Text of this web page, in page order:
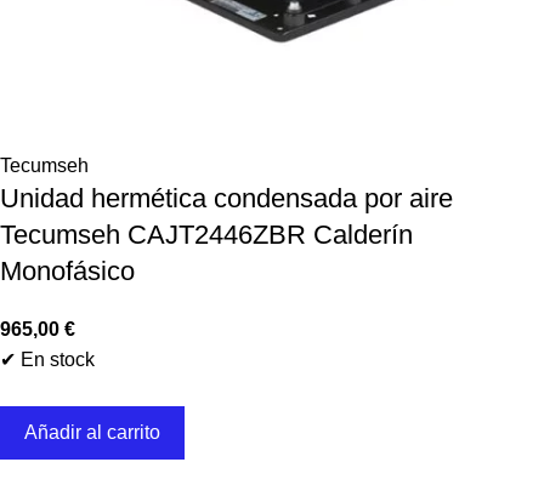
Tecumseh
Unidad hermética condensada por aire
Tecumseh CAJT2446ZBR Calderín
Monofásico
965,00 €
✔ En stock
Añadir al carrito